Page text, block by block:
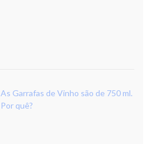
As Garrafas de Vinho são de 750 ml.
Por quê?